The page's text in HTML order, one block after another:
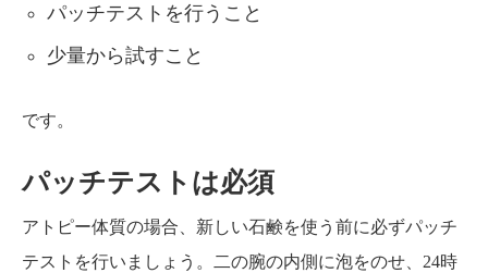
パッチテストを行うこと
少量から試すこと
です。
パッチテストは必須
アトピー体質の場合、新しい石鹸を使う前に必ずパッチ
テストを行いましょう。二の腕の内側に泡をのせ、24時